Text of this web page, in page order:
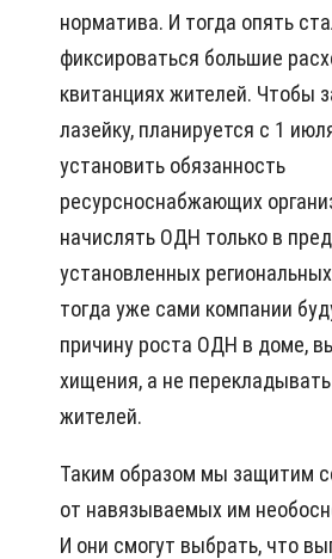
норматива. И тогда опять
фиксироваться большие
квитанциях жителей. Чтобы
лазейку, планируется с 1
установить обязанность
ресурсноснабжающих
начислять ОДН только в
установленных
тогда уже сами компании
причину роста ОДН в доме,
хищения, а не
жителей.
Таким образом мы защитим
от навязываемых им
И они смогут выбрать, что